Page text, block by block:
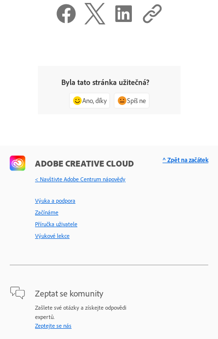
Byla tato stránka užitečná?
Ano, díky Spíš ne
ADOBE CREATIVE CLOUD
< Navštivte Adobe Centrum nápovědy
Výuka a podpora
Začínáme
Příručka uživatele
Výukové lekce
Zeptat se komunity
Zašlete své otázky a získejte odpovědi
expertů.
Zeptejte se nás
^ Zpět na začátek